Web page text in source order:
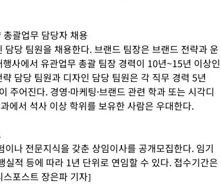
괄업무 담당자 채용
당 팀원을 채용한다. 브랜드 팀장은 브랜드 전략과 운
사에서 유관업무 총괄 팀장 경력이 10년~15년 이상인
담당 팀원과 디자인 담당 팀원은 각 직무 경력 5년
주어진다. 경영·마케팅·브랜드 관련 학과 또는 시각디
에서 석사 이상 학위를 보유한 사람은 우대한다.
나 전문지식을 갖춘 상임이사를 공개모집한다. 임기
적 등에 따라 1년 단위로 연임할 수 있다. 접수기간은
포스트 장은파 기자]